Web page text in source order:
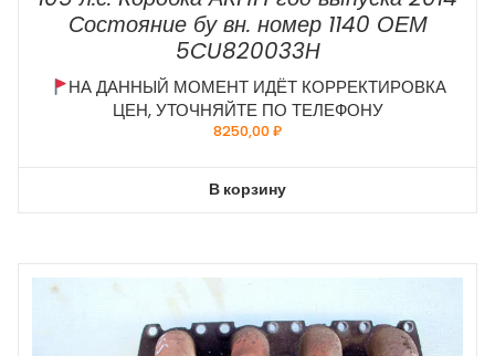
Состояние бу вн. номер 1140 ОЕМ
5CU820033H
НА ДАННЫЙ МОМЕНТ ИДЁТ КОРРЕКТИРОВКА
ЦЕН, УТОЧНЯЙТЕ ПО ТЕЛЕФОНУ
8250,00₽
В корзину